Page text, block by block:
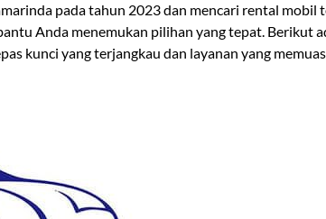
pada tahun 2023 dan mencari rental mobil
Anda menemukan pilihan yang tepat. Berikut
kunci yang terjangkau dan layanan yang